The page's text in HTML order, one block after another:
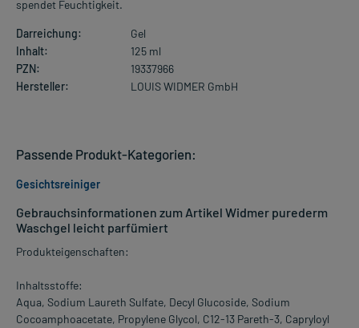
spendet Feuchtigkeit.
Darreichung:
Gel
Inhalt:
125 ml
PZN:
19337966
Hersteller:
LOUIS WIDMER GmbH
Gebrauchsinformationen zum Artikel Widmer purederm
Waschgel leicht parfümiert
Produkteigenschaften:
Inhaltsstoffe:
Aqua, Sodium Laureth Sulfate, Decyl Glucoside, Sodium
Cocoamphoacetate, Propylene Glycol, C12-13 Pareth-3, Capryloyl
Passende Produkt-Kategorien:
Gesichtsreiniger